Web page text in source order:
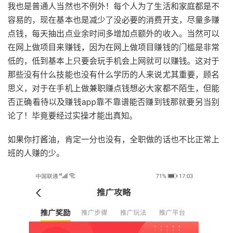
我也是普通人当然也不例外！每个人为了生活和家庭都是不
容易的，现在基本也是减少了没必要的消费开支，尽量多赚
点钱，每天抽出点业余时间多增加点额外的收入。当然可以
在网上做项目来赚钱，因为在网上做项目赚钱的门槛是非常
低的，低到基本上只要会玩手机会上网就可以赚钱。这对于
那些没有什么技能也没有什么学历的人来说尤其重要，顾名
思义，对于在手机上做兼职赚点钱想必大家都不陌生，但能
否正确看待以及赚钱app靠不靠谱能否赚到钱那就要另当别
论了！毕竟要经过实操才能出真知。
如果你打酱油，肯定一分也没有，全职做的话也不比正常上
班的人赚的少。